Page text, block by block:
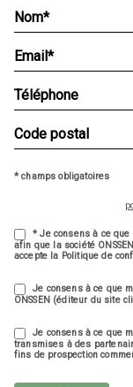
* champs obligatoires
* Je consens à ce
afin que la société
accepte la Politique de
Je consens à ce que
ONSSEN (éditeur du site
Je consens à ce que
transmises à des
fins de prospection